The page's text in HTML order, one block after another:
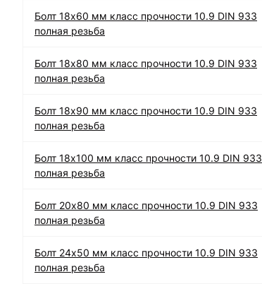
Болт 18х60 мм класс прочности 10.9 DIN 933
полная резьба
Болт 18х80 мм класс прочности 10.9 DIN 933
полная резьба
Болт 18х90 мм класс прочности 10.9 DIN 933
полная резьба
Болт 18х100 мм класс прочности 10.9 DIN 933
полная резьба
Болт 20х80 мм класс прочности 10.9 DIN 933
полная резьба
Болт 24х50 мм класс прочности 10.9 DIN 933
полная резьба